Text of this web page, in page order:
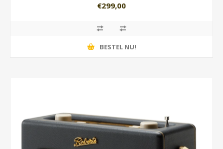
€299,00
BESTEL NU!